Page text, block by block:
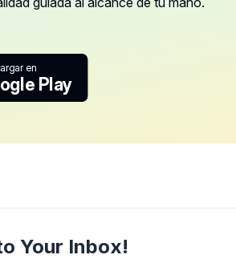
en
Play
Your Inbox!